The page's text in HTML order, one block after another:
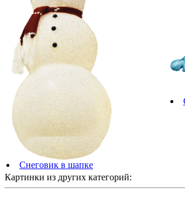
Снеговик в шапке
Картинки из других категорий: